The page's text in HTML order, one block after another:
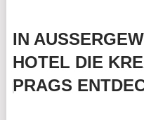
IN
HOTEL DIE
PRAGS